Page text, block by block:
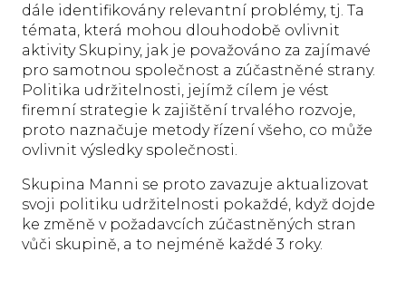
dále identifikovány relevantní problémy, tj. Ta
témata, která mohou dlouhodobě ovlivnit
aktivity Skupiny, jak je považováno za zajímavé
pro samotnou společnost a zúčastněné strany.
Politika udržitelnosti, jejímž cílem je vést
firemní strategie k zajištění trvalého rozvoje,
proto naznačuje metody řízení všeho, co může
ovlivnit výsledky společnosti.
Skupina Manni se proto zavazuje aktualizovat
svoji politiku udržitelnosti pokaždé, když dojde
ke změně v požadavcích zúčastněných stran
vůči skupině, a to nejméně každé 3 roky.